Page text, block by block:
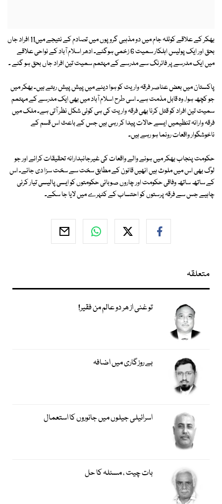
بھکر کے علاقے کوٹلہ جام میں دو مذہبی گروپوں میں تصادم کے نتیجے میں11 افراد جاں
بحق اور ایک پولیس اہلکار سمیت 6 زخمی ہوگئے۔ ادھر اسلام آباد کے نواحی علاقے
میں ایک مدرسے پر فائرنگ سے مدرسے کے مہتمم سمیت تین افراد جاں بحق ہو گئے ۔
پاکستان میں بعض عناصر فرقہ واریت کو ہوا دینے میں پیش پیش رہتے ہیں۔ بھکر میں
جو کچھ ہوا، وہ قابل مذمت ہے۔ اسی طرح اسلام آباد میں بھی ایک مدرسے کے مہتمم
سمیت تین افراد کو قتل کرنا بھی فرقہ واریت کی ہی کوئی شکل نظر آتی ہے۔ ملک میں
فرقہ وارانہ تنظیمیں ایسے حالات پیدا کر رہی ہیں جس کے باعث اس قسم کے
ناخوشگوار واقعات رونما ہو رہے ہیں۔
حکومت پنجاب بھکر میں ہونے والے واقعات کی غیرجانبدارانہ تحقیقات کرائے اور جو
لوگ بھی اس میں ملوث ہیں انھیں قانون کے مطابق سخت سے سخت سزا دی جائے۔ اس
کے ساتھ ساتھ وفاقی حکومت اور چاروں صوبائی حکومتوں کو ایسی پالیسی تیار کرنی
چاہیے جس سے فرقہ پرستوں کو احتساب کے کٹہرے میں لایا جا سکے۔
متعلقہ
تو غنی از ھر دو عالم من فقیر!
بے روزگاری میں اضافہ
اسرائیلی جیلوں میں جانوروں کا استعمال
بات چیت ، مسئلہ کا حل